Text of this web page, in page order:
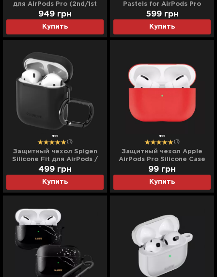
для AirPods Pro (2nd/1st
gen) (White) (ACS05811)
Купить
949 грн
Pastels for AirPods Pro
(Blue)
Купить
599 грн
(1)
Защитный чехол Spigen
Silicone Fit для AirPods /
AirPods 2 (Black)
Купить
499 грн
(1)
Защитный чехол Apple
AirPods Pro Silicone Case
(Red)
Купить
99 грн